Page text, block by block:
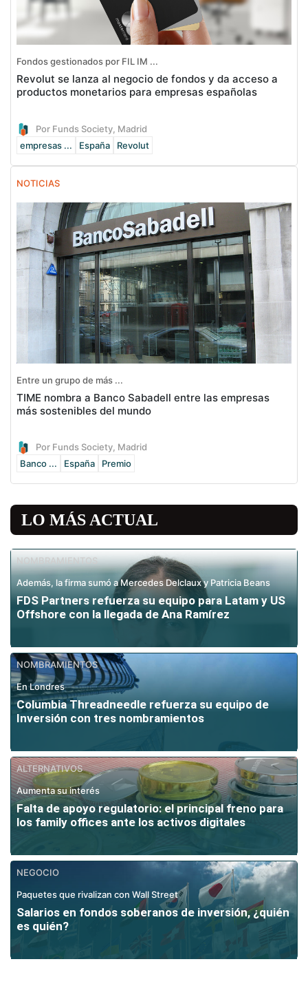
Fondos gestionados por FIL IM ...
Revolut se lanza al negocio de fondos y da acceso a
productos monetarios para empresas españolas
Por Funds Society, Madrid
empresas ...
España Revolut
NOTICIAS
Entre un grupo de más ...
TIME nombra a Banco Sabadell entre las empresas
más sostenibles del mundo
Por Funds Society, Madrid
Banco ...
España Premio
LO MÁS ACTUAL
NOMBRAMIENTOS
Además, la firma sumó a Mercedes Delclaux y Patricia Beans
FDS Partners refuerza su equipo para Latam y US
Offshore con la llegada de Ana Ramírez
NOMBRAMIENTOS
En Londres
Columbia Threadneedle refuerza su equipo de
Inversión con tres nombramientos
ALTERNATIVOS
Aumenta su interés
Falta de apoyo regulatorio: el principal freno para
los family offices ante los activos digitales
NEGOCIO
Paquetes que rivalizan con Wall Street
Salarios en fondos soberanos de inversión, ¿quién
es quién?